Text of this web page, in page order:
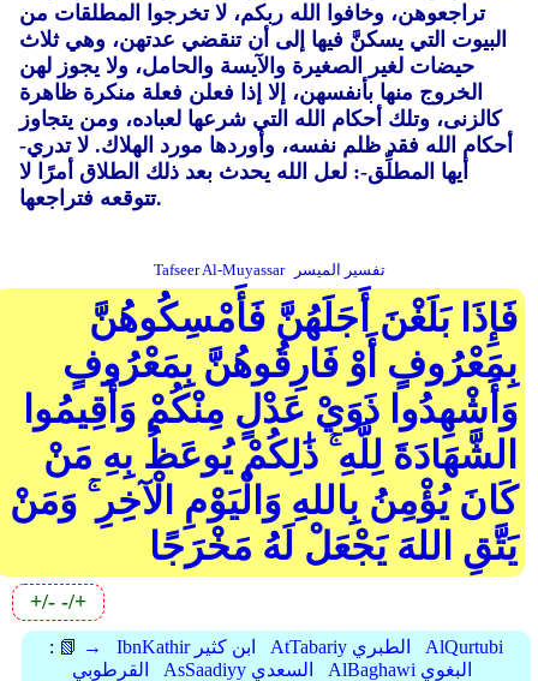
تراجعوهن، وخافوا الله ربكم، لا تخرجوا المطلقات من
البيوت التي يسكنَّ فيها إلى أن تنقضي عدتهن، وهي ثلاث
حيضات لغير الصغيرة والآيسة والحامل، ولا يجوز لهن
الخروج منها بأنفسهن، إلا إذا فعلن فعلة منكرة ظاهرة
كالزنى، وتلك أحكام الله التي شرعها لعباده، ومن يتجاوز
أحكام الله فقد ظلم نفسه، وأوردها مورد الهلاك. لا تدري-
أيها المطلِّق-: لعل الله يحدث بعد ذلك الطلاق أمرًا لا
تتوقعه فتراجعها.
Tafseer Al-Muyassar تفسير الميسر
فَإِذَا بَلَغْنَ أَجَلَهُنَّ فَأَمْسِكُوهُنَّ
بِمَعْرُوفٍ أَوْ فَارِقُوهُنَّ بِمَعْرُوفٍ
وَأَشْهِدُوا ذَوَيْ عَدْلٍ مِنْكُمْ وَأَقِيمُوا
الشَّهَادَةَ لِلَّهِ ۚ ذَٰلِكُمْ يُوعَظُ بِهِ مَنْ
كَانَ يُؤْمِنُ بِاللهِ وَالْيَوْمِ الْآخِرِ ۚ وَمَنْ
يَتَّقِ اللهَ يَجْعَلْ لَهُ مَخْرَجًا
+/- -/+
: 📗 → IbnKathir ابن كثير AtTabariy الطبري
AlQurtubi
القرطوبي
AsSaadiyy السعدي
AlBaghawi البغوي